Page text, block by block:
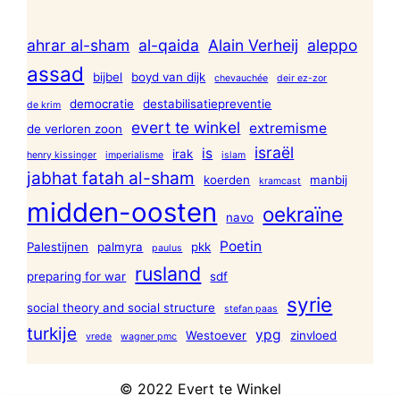
ahrar al-sham al-qaida Alain Verheij aleppo
assad bijbel boyd van dijk chevauchée deir ez-zor
de krim democratie
destabilisatiepreventie
de verloren zoon
evert te winkel extremisme
henry kissinger imperialisme irak is islam israël
jabhat fatah al-sham koerden kramcast manbij
midden-oosten navo oekraïne
Palestijnen palmyra paulus pkk Poetin
preparing for war rusland sdf
social theory and social structure stefan paas syrie
turkije vrede wagner pmc Westoever ypg zinvloed
© 2022 Evert te Winkel